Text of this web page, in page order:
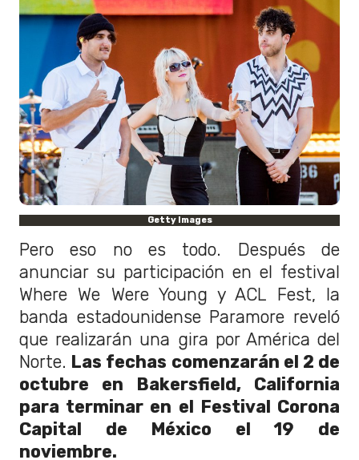
Getty Images
Pero eso no es todo. Después de
anunciar su participación en el festival
Where We Were Young y ACL Fest, la
banda estadounidense Paramore reveló
que realizarán una gira por América del
Norte. Las fechas comenzarán el 2 de
octubre en Bakersfield, California
para terminar en el Festival Corona
Capital de México el 19 de
noviembre.